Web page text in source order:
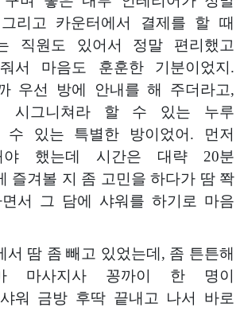
리고 카운터에서 결제를 할 때
직원도 있어서 정말 편리했고
서 마음도 훈훈한 기분이었지.
우선 방에 안내를 해 주더라고,
시그니쳐라 할 수 있는 누루
수 있는 특별한 방이었어. 먼저
야 했는데 시간은 대략 20분
즐겨볼 지 좀 고민을 하다가 땀 쫙
서 그 담에 샤워를 하기로 마음
서 땀 좀 빼고 있었는데, 좀 튼튼해
마사지사 꽁까이 한 명이
워 금방 후딱 끝내고 나서 바로